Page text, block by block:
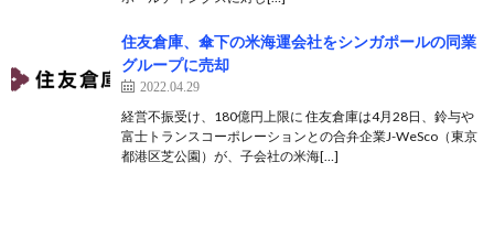
住友倉庫、傘下の米海運会社をシンガポールの同業
グループに売却
2022.04.29
経営不振受け、180億円上限に 住友倉庫は4月28日、鈴与や
富士トランスコーポレーションとの合弁企業J-WeSco（東京
都港区芝公園）が、子会社の米海[…]